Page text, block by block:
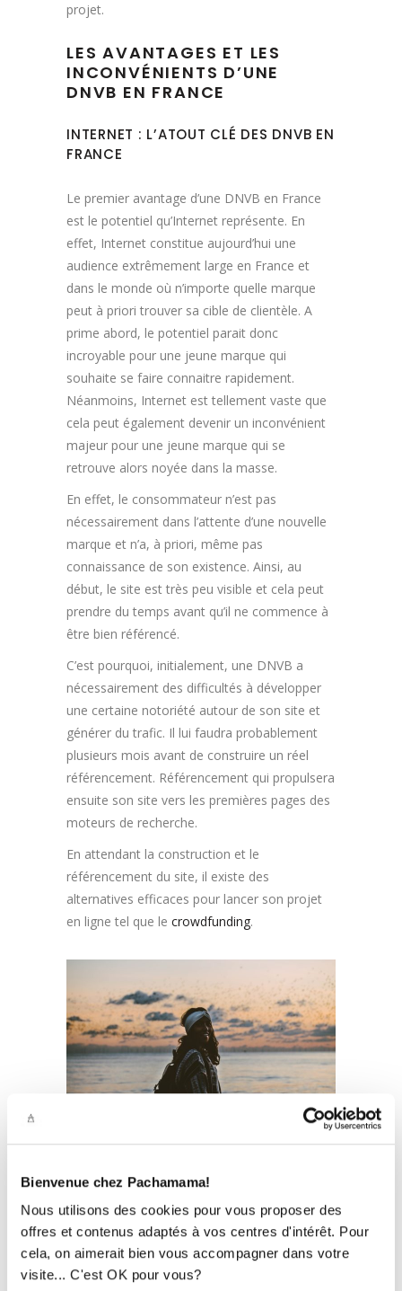
Bienvenue chez Pachamama!
Nous utilisons des cookies pour vous proposer des
offres et contenus adaptés à vos centres d'intérêt. Pour
cela, on aimerait bien vous accompagner dans votre
visite... C'est OK pour vous?
projet.
LES AVANTAGES ET LES
INCONVÉNIENTS D’UNE
DNVB EN FRANCE
INTERNET : L’ATOUT CLÉ DES DNVB EN
FRANCE
Le premier avantage d’une DNVB en France
est le potentiel qu’Internet représente. En
effet, Internet constitue aujourd’hui une
audience extrêmement large en France et
dans le monde où n’importe quelle marque
peut à priori trouver sa cible de clientèle. A
prime abord, le potentiel parait donc
incroyable pour une jeune marque qui
souhaite se faire connaitre rapidement.
Néanmoins, Internet est tellement vaste que
cela peut également devenir un inconvénient
majeur pour une jeune marque qui se
retrouve alors noyée dans la masse.
En effet, le consommateur n’est pas
nécessairement dans l’attente d’une nouvelle
marque et n’a, à priori, même pas
connaissance de son existence. Ainsi, au
début, le site est très peu visible et cela peut
prendre du temps avant qu’il ne commence à
être bien référencé.
C’est pourquoi, initialement, une DNVB a
nécessairement des difficultés à développer
une certaine notoriété autour de son site et
générer du trafic. Il lui faudra probablement
plusieurs mois avant de construire un réel
référencement. Référencement qui propulsera
ensuite son site vers les premières pages des
moteurs de recherche.
En attendant la construction et le
référencement du site, il existe des
alternatives efficaces pour lancer son projet
en ligne tel que le crowdfunding.
Internet est donc très pertinent pour une
Néanmoins, il faut réussir à sortir du lot et
susciter un intérêt pour progressivement
améliorer son référencement et sa visibilité.